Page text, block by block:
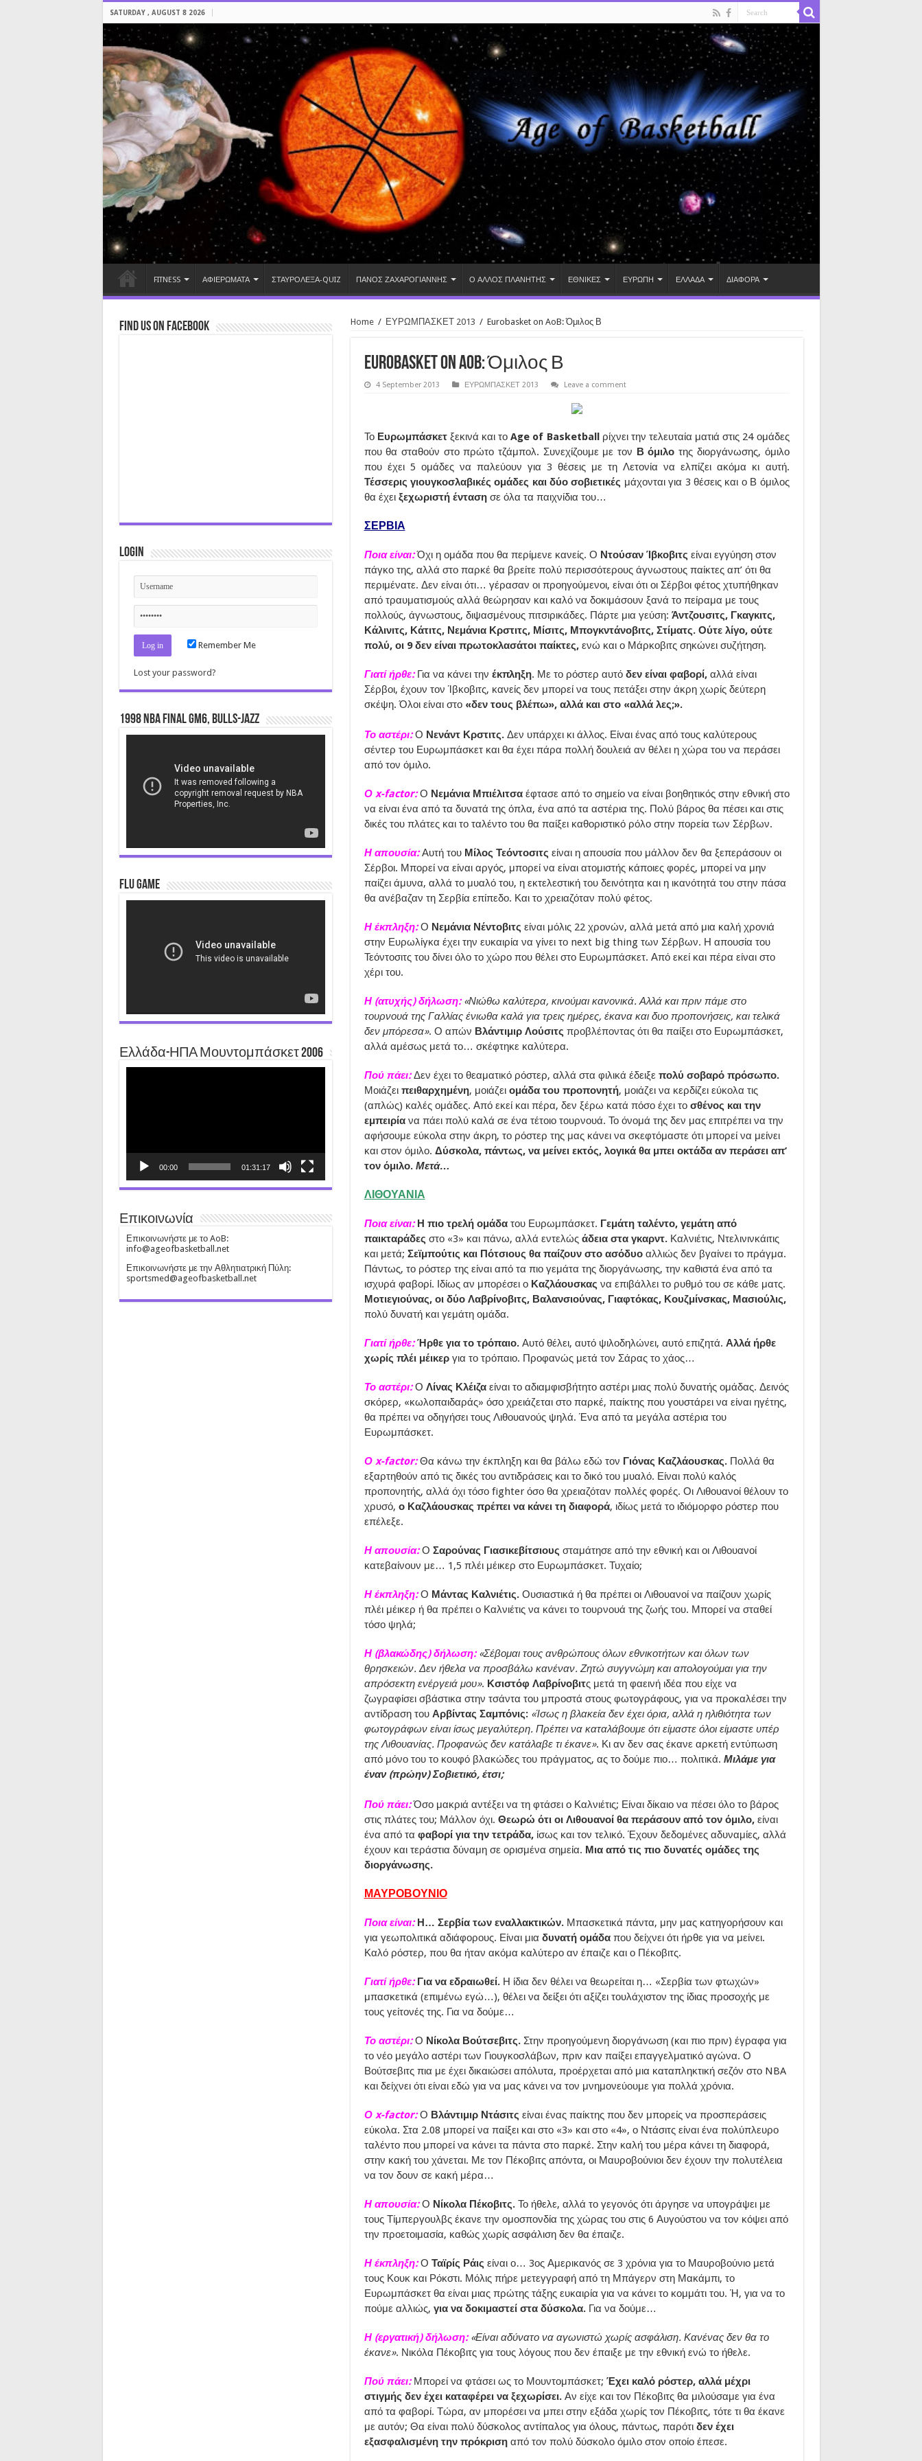
SATURDAY , AUGUST 8 2026
FITNESS ΑΦΙΕΡΩΜΑΤΑ ΣΤΑΥΡΟΛΕΞΑ-QUIZ ΠΑΝΟΣ ΖΑΧΑΡΟΓΙΑΝΝΗΣ Ο ΑΛΛΟΣ ΠΛΑΝΗΤΗΣ ΕΘΝΙΚΕΣ ΕΥΡΩΠΗ ΕΛΛΑΔΑ ΔΙΑΦΟΡΑ
Home / ΕΥΡΩΜΠΑΣΚΕΤ 2013 / Eurobasket on AoB: Όμιλος Β
Eurobasket on AoB: Όμιλος Β
4 September 2013 ΕΥΡΩΜΠΑΣΚΕΤ 2013 Leave a comment
Το Ευρωμπάσκετ ξεκινά και το Age of Basketball ρίχνει την τελευταία ματιά στις 24 ομάδες
που θα σταθούν στο πρώτο τζάμπολ. Συνεχίζουμε με τον Β όμιλοτης διοργάνωσης, όμιλο
που έχει 5 ομάδες να παλεύουν για 3 θέσεις με τη Λετονία να ελπίζει ακόμα κι αυτή.
Τέσσερις γιουγκοσλαβικές ομάδες και δύο σοβιετικές μάχονται για 3 θέσεις και ο Β όμιλος
θα έχει ξεχωριστή έντασησε όλα τα παιχνίδια του…
ΣΕΡΒΙΑ
Ποια είναι:Όχι η ομάδα που θα περίμενε κανείς. Ο Ντούσαν Ίβκοβιτς είναι εγγύηση στον
πάγκο της, αλλά στο παρκέ θα βρείτε πολύ περισσότερους άγνωστους παίκτες απ’ ότι θα
περιμένατε. Δεν είναι ότι… γέρασαν οι προηγούμενοι, είναι ότι οι Σέρβοι φέτος χτυπήθηκαν
από τραυματισμούς αλλά θεώρησαν και καλό να δοκιμάσουν ξανά το πείραμα με τους
πολλούς, άγνωστους, διψασμένους πιτσιρικάδες. Πάρτε μια γεύση: Άντζουσιτς, Γκαγκιτς,
Κάλινιτς, Κάτιτς, Νεμάνια Κρστιτς, Μίσιτς, Μπογκντάνοβιτς, Στίματς. Ούτε λίγο, ούτε
πολύ, οι 9 δεν είναι πρωτοκλασάτοι παίκτες,ενώ και ο Μάρκοβιτς σηκώνει συζήτηση.
Γιατί ήρθε:Για να κάνει την έκπληξη. Με το ρόστερ αυτόδεν είναι φαβορί, αλλά είναι
Σέρβοι, έχουν τον Ίβκοβιτς, κανείς δεν μπορεί να τους πετάξει στην άκρη χωρίς δεύτερη
σκέψη. Όλοι είναι στο«δεν τους βλέπω», αλλά και στο «αλλά λες;».
Το αστέρι:Ο Νενάντ Κρστιτς. Δεν υπάρχει κι άλλος. Είναι ένας από τους καλύτερους
σέντερ του Ευρωμπάσκετ και θα έχει πάρα πολλή δουλειά αν θέλει η χώρα του να περάσει
από τον όμιλο.
Ο x-factor:Ο Νεμάνια Μπιέλιτσα έφτασε από το σημείο να είναι βοηθητικός στην εθνική στο
να είναι ένα από τα δυνατά της όπλα, ένα από τα αστέρια της. Πολύ βάρος θα πέσει και στις
δικές του πλάτες και το ταλέντο του θα παίξει καθοριστικό ρόλο στην πορεία των Σέρβων.
Η απουσία:Αυτή τουΜίλος Τεόντοσιτς είναι η απουσία που μάλλον δεν θα ξεπεράσουν οι
Σέρβοι. Μπορεί να είναι αργός, μπορεί να είναι ατομιστής κάποιες φορές, μπορεί να μην
παίζει άμυνα, αλλά το μυαλό του, η εκτελεστική του δεινότητα και η ικανότητά του στην πάσα
θα ανέβαζαν τη Σερβία επίπεδο. Και το χρειαζόταν πολύ φέτος.
Η έκπληξη:Ο Νεμάνια Νέντοβιτς είναι μόλις 22 χρονών, αλλά μετά από μια καλή χρονιά
στην Ευρωλίγκα έχει την ευκαιρία να γίνει το next big thing των Σέρβων. Η απουσία του
Τεόντοσιτς του δίνει όλο το χώρο που θέλει στο Ευρωμπάσκετ. Από εκεί και πέρα είναι στο
χέρι του.
Η (ατυχής) δήλωση:«Νιώθω καλύτερα, κινούμαι κανονικά. Αλλά και πριν πάμε στο
τουρνουά της Γαλλίας ένιωθα καλά για τρεις ημέρες, έκανα και δυο προπονήσεις, και τελικά
δεν μπόρεσα». Ο απών Βλάντιμιρ Λούσιτς προβλέποντας ότι θα παίξει στο Ευρωμπάσκετ,
αλλά αμέσως μετά το… σκέφτηκε καλύτερα.
Πού πάει:Δεν έχει το θεαματικό ρόστερ, αλλά στα φιλικά έδειξε πολύ σοβαρό πρόσωπο.
Μοιάζει πειθαρχημένη, μοιάζει ομάδα του προπονητή, μοιάζει να κερδίζει εύκολα τις
(απλώς) καλές ομάδες. Από εκεί και πέρα, δεν ξέρω κατά πόσο έχει το σθένος και την
εμπειρία να πάει πολύ καλά σε ένα τέτοιο τουρνουά. Το όνομά της δεν μας επιτρέπει να την
αφήσουμε εύκολα στην άκρη, το ρόστερ της μας κάνει να σκεφτόμαστε ότι μπορεί να μείνει
και στον όμιλο. Δύσκολα, πάντως, να μείνει εκτός, λογικά θα μπει οκτάδα αν περάσει απ’
τον όμιλο.Μετά…
ΛΙΘΟΥΑΝΙΑ
Ποια είναι:Η πιο τρελή ομάδα του Ευρωμπάσκετ. Γεμάτη ταλέντο, γεμάτη από
παικταράδες στο «3» και πάνω, αλλά εντελώςάδεια στα γκαρντ.Καλνιέτις, Ντελινινκάιτις
και μετά; Σεϊμπούτις και Πότσιους θα παίζουν στο ασόδυοαλλιώς δεν βγαίνει το πράγμα.
Πάντως, το ρόστερ της είναι από τα πιο γεμάτα της διοργάνωσης, την καθιστά ένα από τα
ισχυρά φαβορί. Ιδίως αν μπορέσει ο Καζλάουσκας να επιβάλλει το ρυθμό του σε κάθε ματς.
Μοτιεγιούνας, οι δύο Λαβρίνοβιτς, Βαλανσιούνας, Γιαφτόκας, Κουζμίνσκας, Μασιούλις,
πολύ δυνατή και γεμάτη ομάδα.
Γιατί ήρθε:Ήρθε για το τρόπαιο.Αυτό θέλει, αυτό ψιλοδηλώνει, αυτό επιζητά. Αλλά ήρθε
χωρίς πλέι μέικεργια το τρόπαιο. Προφανώς μετά τον Σάρας το χάος…
Το αστέρι:Ο Λίνας Κλέιζαείναι το αδιαμφισβήτητο αστέρι μιας πολύ δυνατής ομάδας. Δεινός
σκόρερ, «κωλοπαιδαράς» όσο χρειάζεται στο παρκέ, παίκτης που γουστάρει να είναι ηγέτης,
θα πρέπει να οδηγήσει τους Λιθουανούς ψηλά. Ένα από τα μεγάλα αστέρια του
Ευρωμπάσκετ.
Ο x-factor:Θα κάνω την έκπληξη και θα βάλω εδώ τον Γιόνας Καζλάουσκας.Πολλά θα
εξαρτηθούν από τις δικές του αντιδράσεις και το δικό του μυαλό. Είναι πολύ καλός
προπονητής, αλλά όχι τόσο fighter όσο θα χρειαζόταν πολλές φορές. Οι Λιθουανοί θέλουν το
χρυσό, ο Καζλάουσκας πρέπει να κάνει τη διαφορά, ιδίως μετά το ιδιόμορφο ρόστερ που
επέλεξε.
Η απουσία:Ο Σαρούνας Γιασικεβίτσιους σταμάτησε από την εθνική και οι Λιθουανοί
κατεβαίνουν με… 1,5 πλέι μέικερ στο Ευρωμπάσκετ. Τυχαίο;
Η έκπληξη:Ο Μάντας Καλνιέτις. Ουσιαστικά ή θα πρέπει οι Λιθουανοί να παίζουν χωρίς
πλέι μέικερ ή θα πρέπει ο Καλνιέτις να κάνει το τουρνουά της ζωής του. Μπορεί να σταθεί
τόσο ψηλά;
Η (βλακώδης) δήλωση:«Σέβομαι τους ανθρώπους όλων εθνικοτήτων και όλων των
θρησκειών. Δεν ήθελα να προσβάλω κανέναν. Ζητώ συγγνώμη και απολογούμαι για την
απρόσεκτη ενέργειά μου». Κσιστόφ Λαβρίνοβιτς μετά τη φαεινή ιδέα που είχε να
ζωγραφίσει σβάστικα στην τσάντα του μπροστά στους φωτογράφους, για να προκαλέσει την
αντίδραση τουΑρβίντας Σαμπόνις: «Ίσως η βλακεία δεν έχει όρια, αλλά η ηλιθιότητα των
φωτογράφων είναι ίσως μεγαλύτερη. Πρέπει να καταλάβουμε ότι είμαστε όλοι είμαστε υπέρ
της Λιθουανίας. Προφανώς δεν κατάλαβε τι έκανε». Κι αν δεν σας έκανε αρκετή εντύπωση
από μόνο του το κουφό βλακώδες του πράγματος, ας το δούμε πιο… πολιτικά. Μιλάμε για
έναν (πρώην) Σοβιετικό, έτσι;
Πού πάει:Όσο μακριά αντέξει να τη φτάσει ο Καλνιέτις; Είναι δίκαιο να πέσει όλο το βάρος
στις πλάτες του; Μάλλον όχι. Θεωρώ ότι οι Λιθουανοί θα περάσουν από τον όμιλο, είναι
ένα από τα φαβορί για την τετράδα, ίσως και τον τελικό. Έχουν δεδομένες αδυναμίες, αλλά
έχουν και τεράστια δύναμη σε ορισμένα σημεία. Μια από τις πιο δυνατές ομάδες της
διοργάνωσης.
ΜΑΥΡΟΒΟΥΝΙΟ
Ποια είναι:Η… Σερβία των εναλλακτικών.Μπασκετικά πάντα, μην μας κατηγορήσουν και
για γεωπολιτικά αδιάφορους. Είναι μια δυνατή ομάδαπου δείχνει ότι ήρθε για να μείνει.
Καλό ρόστερ, που θα ήταν ακόμα καλύτερο αν έπαιζε και ο Πέκοβιτς.
Γιατί ήρθε:Για να εδραιωθεί.Η ίδια δεν θέλει να θεωρείται η… «Σερβία των φτωχών»
μπασκετικά (επιμένω εγώ…), θέλει να δείξει ότι αξίζει τουλάχιστον της ίδιας προσοχής με
τους γείτονές της. Για να δούμε…
Το αστέρι:Ο Νίκολα Βούτσεβιτς. Στην προηγούμενη διοργάνωση (και πιο πριν) έγραφα για
το νέο μεγάλο αστέρι των Γιουγκοσλάβων, πριν καν παίξει επαγγελματικό αγώνα. Ο
Βούτσεβιτς πια με έχει δικαιώσει απόλυτα, προέρχεται από μια καταπληκτική σεζόν στο NBA
και δείχνει ότι είναι εδώ για να μας κάνει να τον μνημονεύουμε για πολλά χρόνια.
Ο x-factor:Ο Βλάντιμιρ Ντάσιτς είναι ένας παίκτης που δεν μπορείς να προσπεράσεις
εύκολα. Στα 2.08 μπορεί να παίξει και στο «3» και στο «4», ο Ντάσιτς είναι ένα πολύπλευρο
ταλέντο που μπορεί να κάνει τα πάντα στο παρκέ. Στην καλή του μέρα κάνει τη διαφορά,
στην κακή του χάνεται. Με τον Πέκοβιτς απόντα, οι Μαυροβούνιοι δεν έχουν την πολυτέλεια
να τον δουν σε κακή μέρα…
Η απουσία:Ο Νίκολα Πέκοβιτς.Το ήθελε, αλλά το γεγονός ότι άργησε να υπογράψει με
τους Τίμπεργουλβς έκανε την ομοσπονδία της χώρας του στις 6 Αυγούστου να τον κόψει από
την προετοιμασία, καθώς χωρίς ασφάλιση δεν θα έπαιζε.
Η έκπληξη:Ο Ταϊρίς Ράις είναι ο… 3ος Αμερικανός σε 3 χρόνια για το Μαυροβούνιο μετά
τους Κουκ και Ρόκστι. Μόλις πήρε μετεγγραφή από τη Μπάγερν στη Μακάμπι, το
Ευρωμπάσκετ θα είναι μιας πρώτης τάξης ευκαιρία για να κάνει το κομμάτι του. Ή, για να το
πούμε αλλιώς, για να δοκιμαστεί στα δύσκολα.Για να δούμε…
Η (εργατική) δήλωση:«Είναι αδύνατο να αγωνιστώ χωρίς ασφάλιση. Κανένας δεν θα το
έκανε». Νικόλα Πέκοβιτς για τους λόγους που δεν έπαιξε με την εθνική ενώ το ήθελε.
Πού πάει:Μπορεί να φτάσει ως το Μουντομπάσκετ; Έχει καλό ρόστερ, αλλά μέχρι
στιγμής δεν έχει καταφέρει να ξεχωρίσει. Αν είχε και τον Πέκοβιτς θα μιλούσαμε για ένα
από τα φαβορί. Τώρα, αν μπορέσει να μπει στην εξάδα χωρίς τον Πέκοβιτς, τότε τι θα έκανε
με αυτόν; Θα είναι πολύ δύσκολος αντίπαλος για όλους, πάντως, παρότι δεν έχει
εξασφαλισμένη την πρόκρισηαπό τον πολύ δύσκολο όμιλο στον οποίο έπεσε.
Find us on Facebook
Login
Remember Me
Lost your password?
1998 NBA Final gm6, Bulls-Jazz
Flu Game
Ελλάδα-ΗΠΑ Μουντομπάσκετ 2006
00:00 01:31:17
Επικοινωνία
Επικοινωνήστε με το AoB:
info@ageofbasketball.net
Επικοινωνήστε με την Αθλητιατρική Πύλη:
sportsmed@ageofbasketball.net